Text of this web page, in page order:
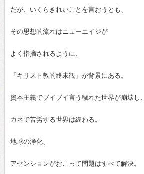
だが、いくらきれいごとを言おうとも、
その思想的流れはニューエイジが
よく指摘されるように、
「キリスト教的終末観」が背景にある。
資本主義でブイブイ言う穢れた世界が崩壊し、
カネで苦労する世界は終わる。
地球の浄化、
アセンションがおこって問題はすべて解決。